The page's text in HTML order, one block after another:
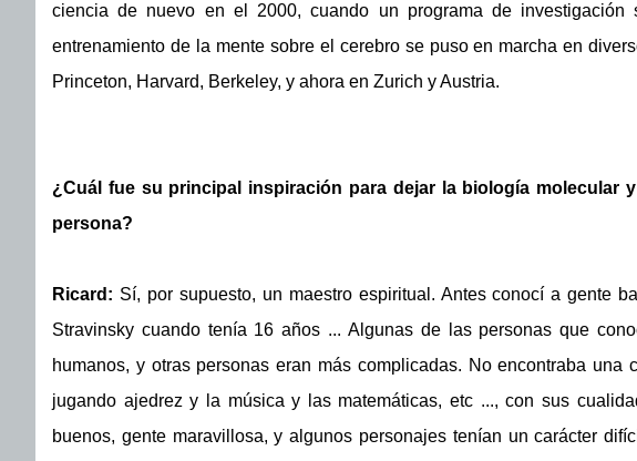
ciencia de nuevo en el 2000, cuando un programa de
entrenamiento de la mente sobre el cerebro se puso en marcha en
Princeton, Harvard, Berkeley, y ahora en Zurich y Austria.
¿Cuál fue su principal inspiración para dejar la biología molecular
persona?
Ricard: Sí, por supuesto, un maestro espiritual. Antes conocí a gente
Stravinsky cuando tenía 16 años ... Algunas de las personas que
humanos, y otras personas eran más complicadas. No encontraba una
jugando ajedrez y la música y las matemáticas, etc ..., con sus
buenos, gente maravillosa, y algunos personajes tenían un carácter